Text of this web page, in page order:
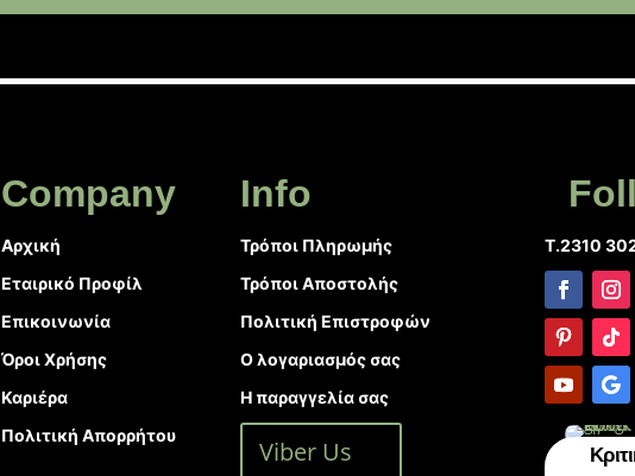
Company
Αρχική
Εταιρικό Προφίλ
Επικοινωνία
Όροι Χρήσης
Καριέρα
Πολιτική Απορρήτου
Info
Τρόποι Πληρωμής
Τρόποι Αποστολής
Πολιτική Επιστροφών
Ο λογαριασμός σας
Η παραγγελία σας
Viber Us
T.2310